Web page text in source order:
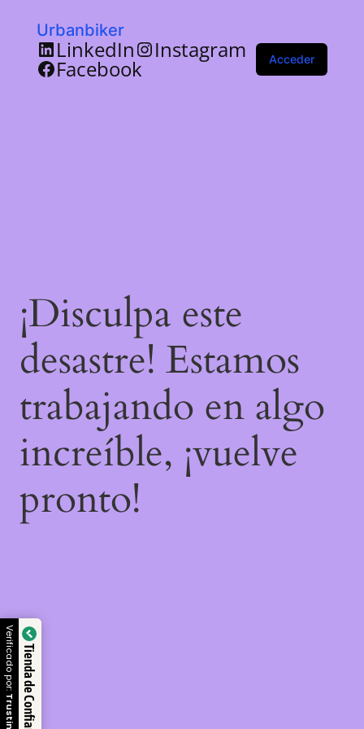
Urbanbiker
LinkedIn Instagram
Facebook Acceder
¡Disculpa este
desastre! Estamos
trabajando en algo
increíble, ¡vuelve
pronto!
Tienda de Confianza
Verificado por: